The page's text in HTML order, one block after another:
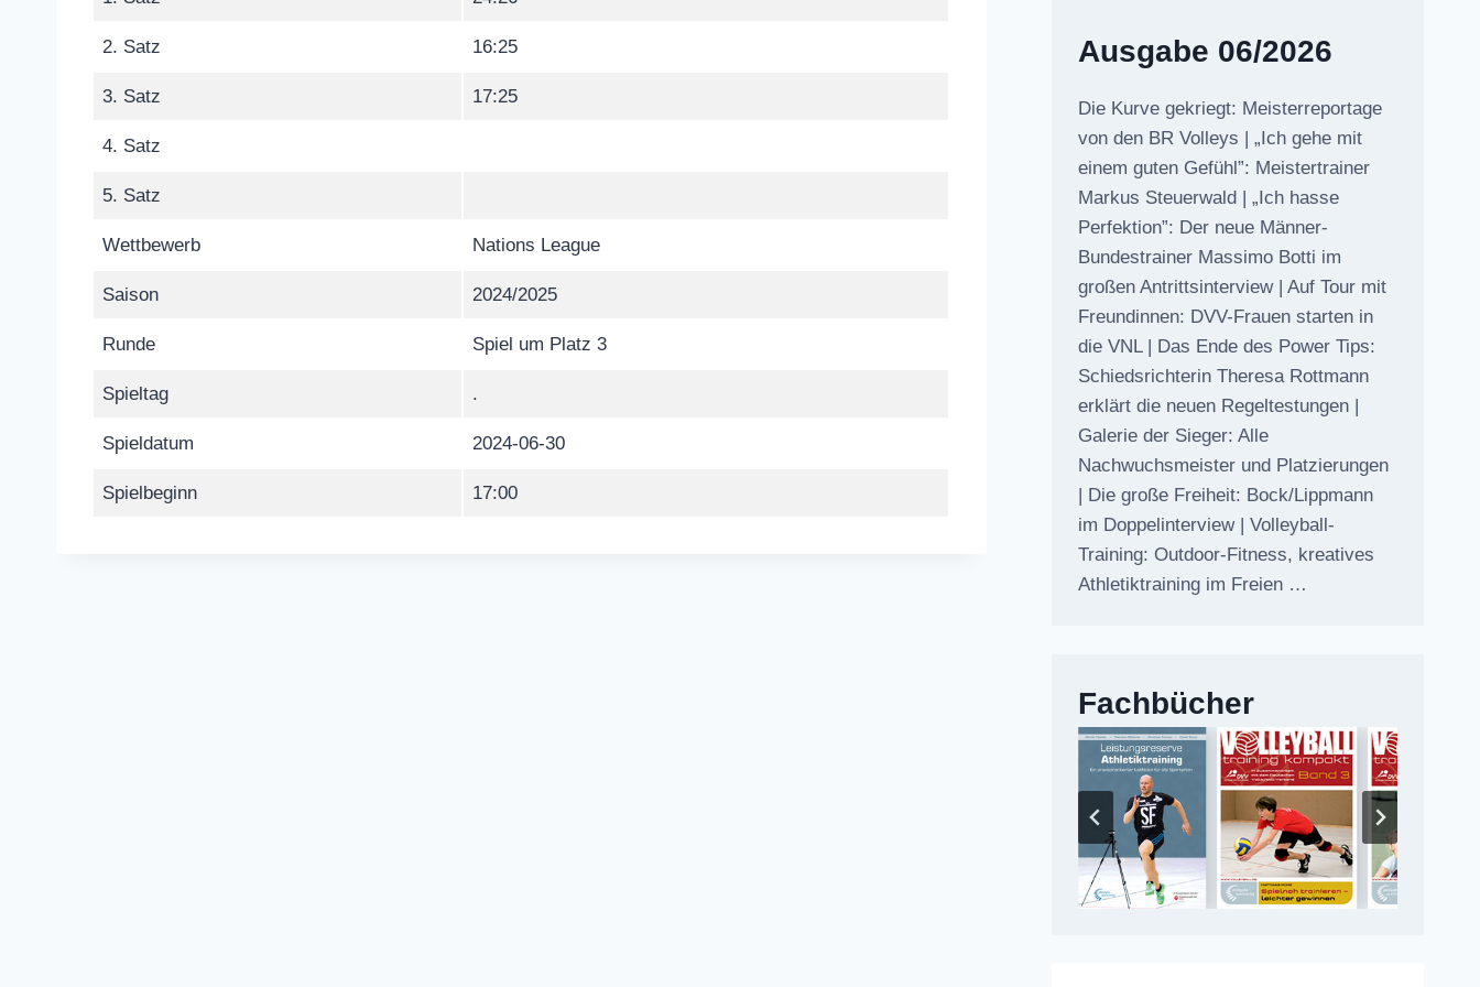
2. Satz 16:25
3. Satz 17:25
4. Satz
5. Satz
Wettbewerb Nations League
Saison 2024/2025
Runde Spiel um Platz 3
Spieltag .
Spieldatum 2024-06-30
Spielbeginn 17:00
Ausgabe 06/2026
Die Kurve gekriegt: Meisterreportage
von den BR Volleys | „Ich gehe mit
einem guten Gefühl”: Meistertrainer
Markus Steuerwald | „Ich hasse
Perfektion”: Der neue Männer-
Bundestrainer Massimo Botti im
großen Antrittsinterview | Auf Tour mit
Freundinnen: DVV-Frauen starten in
die VNL | Das Ende des Power Tips:
Schiedsrichterin Theresa Rottmann
erklärt die neuen Regeltestungen |
Galerie der Sieger: Alle
Nachwuchsmeister und Platzierungen
| Die große Freiheit: Bock/Lippmann
im Doppelinterview | Volleyball-
Training: Outdoor-Fitness, kreatives
Athletiktraining im Freien …
Fachbücher